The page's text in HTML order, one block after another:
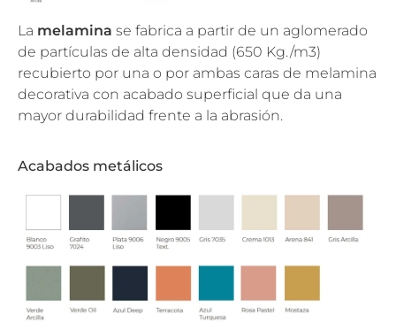
La melamina se fabrica a partir de un aglomerado
de partículas de alta densidad (650 Kg./m3)
recubierto por una o por ambas caras de melamina
decorativa con acabado superficial que da una
mayor durabilidad frente a la abrasión.
Acabados metálicos